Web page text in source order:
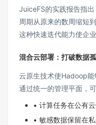
JuiceFS的实践报告指
周期从原来的数周缩短
这种快速迭代能力使企
混合云部署：打破数据
云原生技术使Hadoop能
通过统一的管理平面，
• 计算任务在公有
• 敏感数据保留在